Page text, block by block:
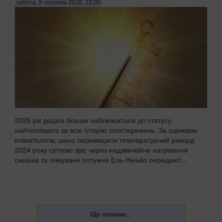
субота, 8 серпень 2026, 22:00
2026 рік дедалі більше наближається до статусу
найтеплішого за всю історію спостережень. За оцінками
кліматологів, шанс перевищити температурний рекорд
2024 року суттєво зріс через надзвичайне нагрівання
океанів та очікуване потужне Ель-Ніньйо передают...